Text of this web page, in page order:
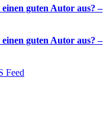
guten Autor aus? –
guten Autor aus? –
Feed